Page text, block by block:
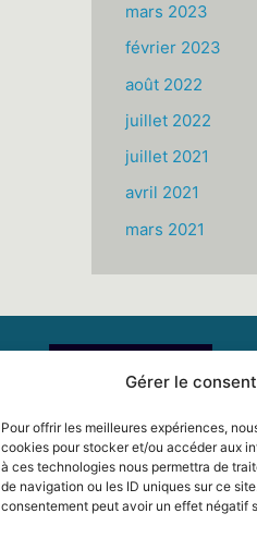
Gérer le
Pour offrir les meilleures expériences,
cookies pour stocker et/ou accéder aux
à ces technologies nous permettra de
de navigation ou les ID uniques sur ce
consentement peut avoir un effet négatif
mars 2023
février 2023
août 2022
juillet 2022
juillet 2021
avril 2021
mars 2021